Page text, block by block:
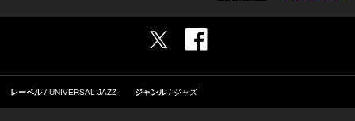
レーベル UNIVERSAL JAZZ ジャンル ジャズ